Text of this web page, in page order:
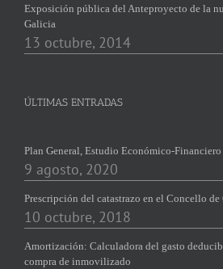
Exposición pública del Anteproyecto de la
Galicia
13 octubre, 2014
ÚLTIMAS ENTRADAS
Plan General, Estudio Económico-
9 agosto, 2020
Prescripción del catastrazo en el Concello de
10 octubre, 2018
Amortización: Calculadora del gasto
compra de inmovilizado